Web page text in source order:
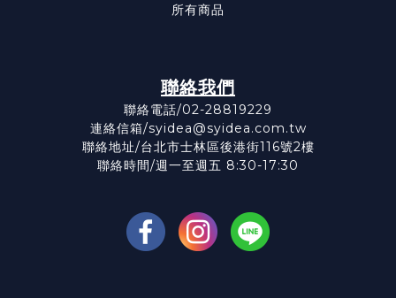
所有商品
聯絡我們
聯絡電話/02-28819229
連絡信箱/syidea@syidea.com.tw
聯絡地址/台北市士林區後港街116號2樓
聯絡時間/週一至週五 8:30-17:30